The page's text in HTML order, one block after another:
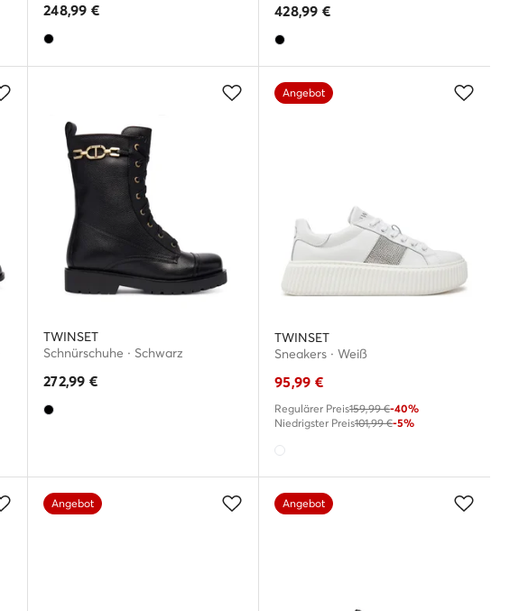
248,99 € 428,99 €
TWINSET
Schnürschuhe · Schwarz
272,99 €
Angebot
TWINSET
Sneakers · Weiß
95,99 €
Regulärer Preis159,99 €-40%
Niedrigster Preis101,99 €-5%
Angebot Angebot